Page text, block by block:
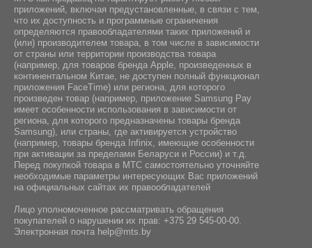
приложений, включая предустановленные, в связи с тем,
что их доступность и программные ограничения
определяются правообладателями таких приложений и
(или) производителем товара, в том числе в зависимости
от страны или территории производства товара
(например, для товаров бренда Apple, произведенных в
континентальном Китае, не доступен полный функционал
приложения FaceTime) или региона, для которого
произведен товар (например, приложение Samsung Pay
имеет особенности использования в зависимости от
региона, для которого предназначены товары бренда
Samsung), или страны, где активируется устройство
(например, товары бренда Infiniх, имеющие особенности
при активации за пределами Беларуси и России) и т.д.
Перед покупкой товара в МТС самостоятельно уточняйте
необходимые параметры интересующих Вас приложений
на официальных сайтах их правообладателей
Лицо уполномоченное рассматривать обращения
покупателей о нарушении их прав: +375 29 545-00-00.
Электронная почта help@mts.by